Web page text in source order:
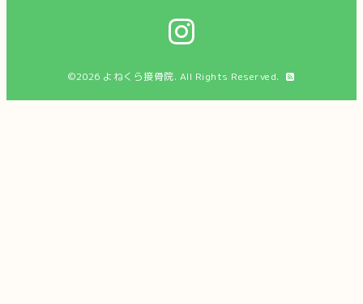
©2026 よねくら接骨院. All Rights Reserved.